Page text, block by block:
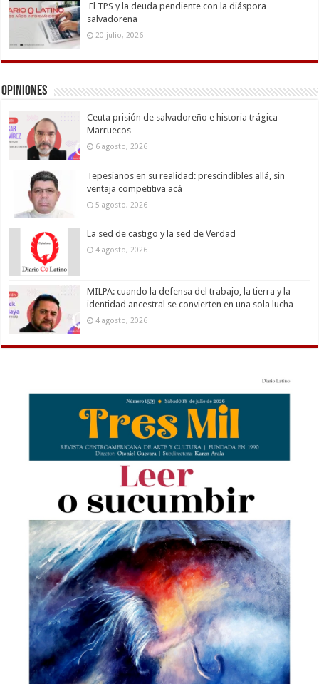
El TPS y la deuda pendiente con la diáspora
salvadoreña
20 julio, 2026
Opiniones
Ceuta prisión de salvadoreño e historia trágica
Marruecos
6 agosto, 2026
Tepesianos en su realidad: prescindibles allá, sin
ventaja competitiva acá
5 agosto, 2026
La sed de castigo y la sed de Verdad
4 agosto, 2026
MILPA: cuando la defensa del trabajo, la tierra y la
identidad ancestral se convierten en una sola lucha
4 agosto, 2026